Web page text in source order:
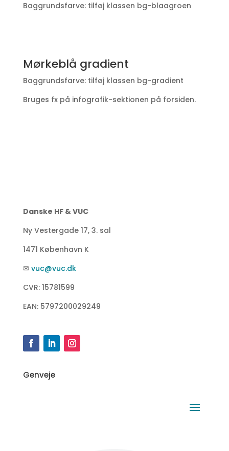
Baggrundsfarve: tilføj klassen bg-blaagroen
Mørkeblå gradient
Baggrundsfarve: tilføj klassen bg-gradient
Bruges fx på infografik-sektionen på forsiden.
Danske HF & VUC
Ny Vestergade 17, 3. sal
1471 København K
✉ vuc@vuc.dk
CVR: 15781599
EAN: 5797200029249
Genveje